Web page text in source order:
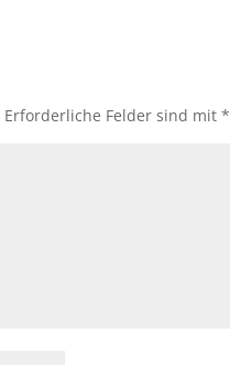
Erforderliche Felder sind mit*